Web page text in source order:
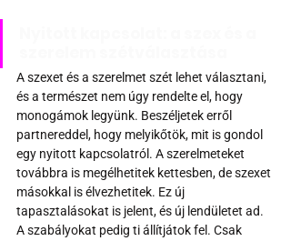
A szexet és a szerelmet szét lehet választani,
és a természet nem úgy rendelte el, hogy
monogámok legyünk. Beszéljetek erről
partnereddel, hogy melyikőtök, mit is gondol
egy nyitott kapcsolatról. A szerelmeteket
továbbra is megélhetitek kettesben, de szexet
másokkal is élvezhetitek. Ez új
tapasztalásokat is jelent, és új lendületet ad.
A szabályokat pedig ti állítjátok fel. Csak